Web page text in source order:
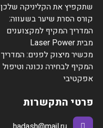
שתקפיץ את הקליניקה שלכן
קורס הסרת שיער בשעווה:
המדריך המקיף למקצוענים
מבית Laser Power
מכשיר מיצוק לפנים: המדריך
המקיף לבחירה נכונה וטיפול
אפקטיבי
פרטי התקשרות